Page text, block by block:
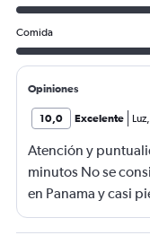
Comida
Opiniones
10,0 Excelente Luz,
Atención y
minutos No se
en Panama y casi
gratis